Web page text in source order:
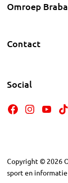
Omroep
Contact
Social
Copyright © 2026
sport en